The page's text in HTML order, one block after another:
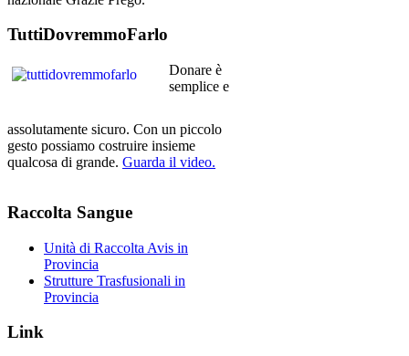
TuttiDovremmoFarlo
Donare è
semplice e
assolutamente sicuro. Con un piccolo
gesto possiamo costruire insieme
qualcosa di grande. Guarda il video.
Raccolta Sangue
Unità di Raccolta Avis in
Provincia
Strutture Trasfusionali in
Provincia
Link